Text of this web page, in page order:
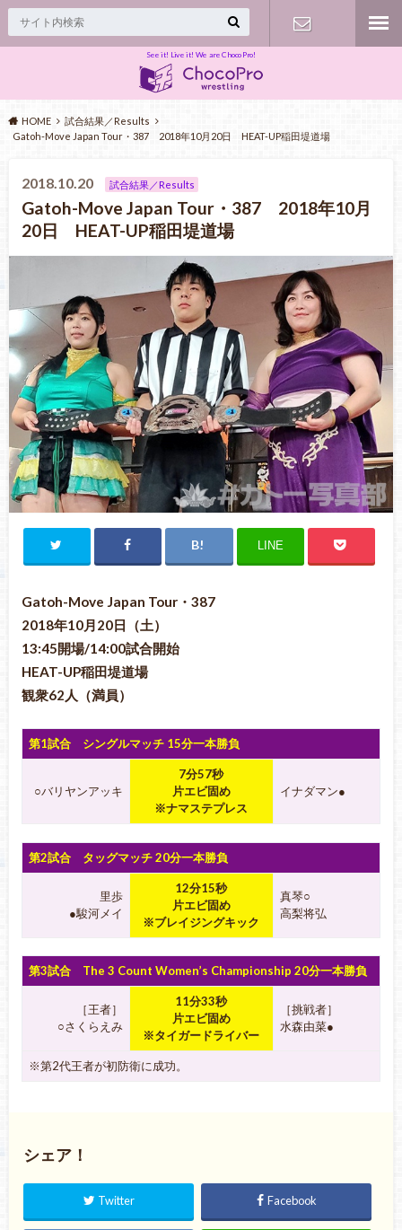
See it! Live it! We are ChocoPro!
HOME
試合結果／Results
Gatoh-Move Japan Tour・387 2018年10月20日 HEAT-UP稲田堤道場
2018.10.20 試合結果／Results
Gatoh-Move Japan Tour・387 2018年10月
20日 HEAT-UP稲田堤道場
LINE
Gatoh-Move Japan Tour・387
2018年10月20日（土）
13:45開場/14:00試合開始
HEAT-UP稲田堤道場
観衆62人（満員）
第1試合 シングルマッチ 15分一本勝負
○バリヤンアッキ
7分57秒
片エビ固め
※ナマステプレス
イナダマン●
第2試合 タッグマッチ 20分一本勝負
里歩
●駿河メイ
12分15秒
片エビ固め
※ブレイジングキック
真琴○
高梨将弘
第3試合 The 3 Count Women’s Championship 20分一本勝負
［王者］
○さくらえみ
11分33秒
片エビ固め
※タイガードライバー
［挑戦者］
水森由菜●
※第2代王者が初防衛に成功。
シェア！
Twitter Facebook